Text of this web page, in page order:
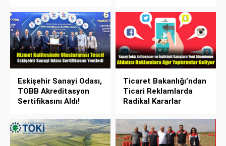
Eskişehir Sanayi Odası,
TOBB Akreditasyon
Sertifikasını Aldı!
Ticaret Bakanlığı’ndan
Ticari Reklamlarda
Radikal Kararlar